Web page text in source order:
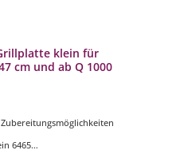
klein für
cm und ab Q 1000
6465